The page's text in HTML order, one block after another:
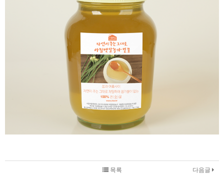
다음글
목록